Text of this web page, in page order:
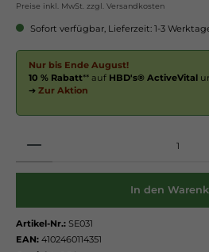
Preise inkl. MwSt. zzgl. Versandkosten
Sofort verfügbar, Lieferzeit: 1-3
Nur bis Ende August!
10 % Rabatt** auf HBD's® ActiveVital
➔ Zur Aktion
In den
Artikel-Nr.: SE031
EAN: 4102460114351